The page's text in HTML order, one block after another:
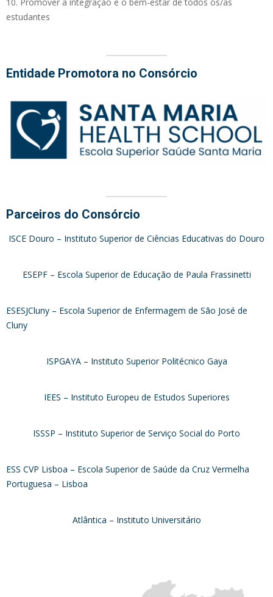
estudantes
Entidade Promotora no Consórcio
Parceiros do Consórcio
ISCE Douro – Instituto Superior de Ciências Educativas do Douro
ESEPF – Escola Superior de Educação de Paula Frassinetti
ESESJCluny – Escola Superior de Enfermagem de São José de
Cluny
ISPGAYA – Instituto Superior Politécnico Gaya
IEES – Instituto Europeu de Estudos Superiores
ISSSP – Instituto Superior de Serviço Social do Porto
ESS CVP Lisboa – Escola Superior de Saúde da Cruz Vermelha
Portuguesa – Lisboa
Atlântica – Instituto Universitário